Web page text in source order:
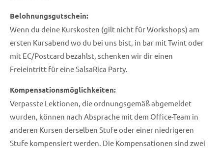
Belohnungsgutschein:
Wenn du deine Kurskosten (gilt nicht für Workshops) am
ersten Kursabend wo du bei uns bist, in bar mit Twint oder
mit EC/Postcard bezahlst, schenken wir dir einen
Freieintritt für eine SalsaRica Party.
Kompensationsmöglichkeiten:
Verpasste Lektionen, die ordnungsgemäß abgemeldet
wurden, können nach Absprache mit dem Office-Team in
anderen Kursen derselben Stufe oder einer niedrigeren
Stufe kompensiert werden. Die Kompensationen sind zwei